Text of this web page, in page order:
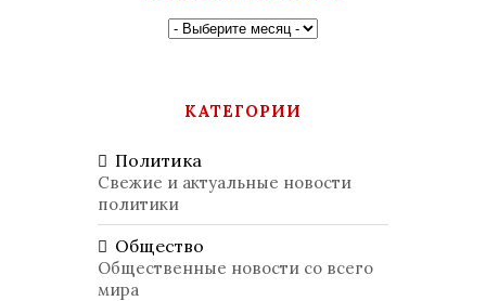
КАТЕГОРИИ
Политика
Свежие и актуальные новости
политики
Общество
Общественные новости со всего
мира